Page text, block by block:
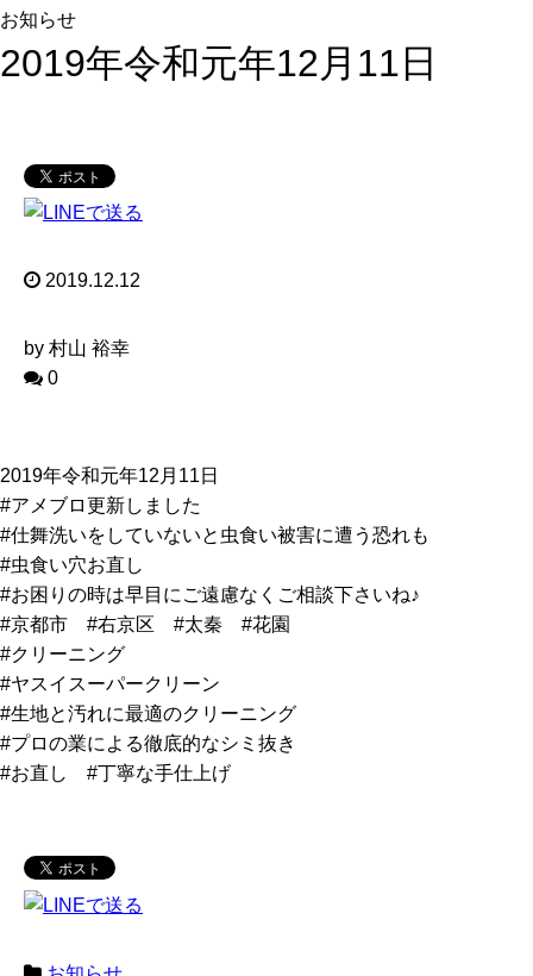
お知らせ
2019年令和元年12月11日
2019.12.12
by 村山 裕幸
0
2019年令和元年12月11日
#アメブロ更新しました
#仕舞洗いをしていないと虫食い被害に遭う恐れも
#虫食い穴お直し
#お困りの時は早目にご遠慮なくご相談下さいね♪
#京都市 #右京区 #太秦 #花園
#クリーニング
#ヤスイスーパークリーン
#生地と汚れに最適のクリーニング
#プロの業による徹底的なシミ抜き
#お直し #丁寧な手仕上げ